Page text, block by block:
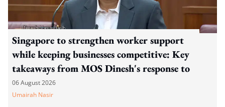
Singapore to strengthen worker support
while keeping businesses competitive: Key
takeaways from MOS Dinesh's response to
WP's motion
06 August 2026
Umairah Nasir